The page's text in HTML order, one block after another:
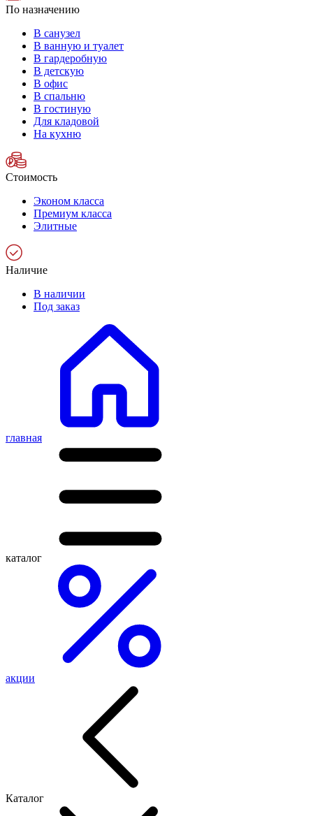
По назначению
В санузел
В ванную и туалет
В гардеробную
В детскую
В офис
В спальню
В гостиную
Для кладовой
На кухню
Стоимость
Эконом класса
Премиум класса
Элитные
Наличие
В наличии
Под заказ
главная
каталог
акции
Каталог